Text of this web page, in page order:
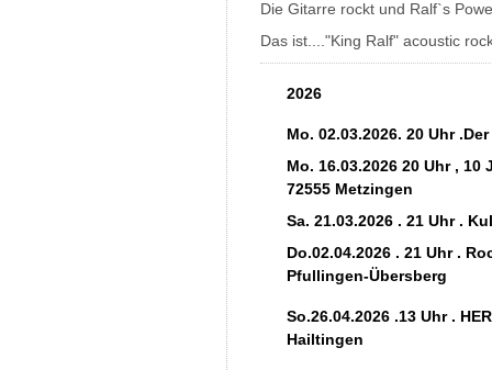
Die Gitarre rockt und Ralf`s
Das ist...."King Ralf" acoustic
2026
Mo. 02.03.2026. 20 Uhr
Mo. 16.03.2026 20 Uhr , 10
72555 Metzingen
Sa. 21.03.2026 . 21 Uhr .
Do.02.04.2026 . 21 Uhr .
Pfullingen-Übersberg
So.26.04.2026 .13 Uhr .
Hailtingen